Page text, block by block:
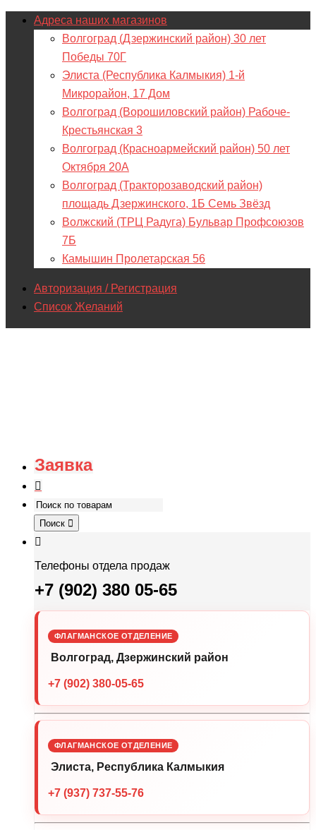
Адреса наших магазинов
Волгоград (Дзержинский район) 30 лет
Победы 70Г
Элиста (Республика Калмыкия) 1-й
Микрорайон, 17 Дом
Волгоград (Ворошиловский район) Рабоче-
Крестьянская 3
Волгоград (Красноармейский район) 50 лет
Октября 20А
Волгоград (Тракторозаводский район)
площадь Дзержинского, 1Б Семь Звёзд
Волжский (ТРЦ Радуга) Бульвар Профсоюзов
7Б
Камышин Пролетарская 56
Авторизация / Регистрация
Список Желаний
Заявка
Поиск
Телефоны отдела продаж
+7 (902) 380 05-65
ФЛАГМАНСКОЕ ОТДЕЛЕНИЕ
Волгоград, Дзержинский район
+7 (902) 380-05-65
ФЛАГМАНСКОЕ ОТДЕЛЕНИЕ
Элиста, Республика Калмыкия
+7 (937) 737-55-76